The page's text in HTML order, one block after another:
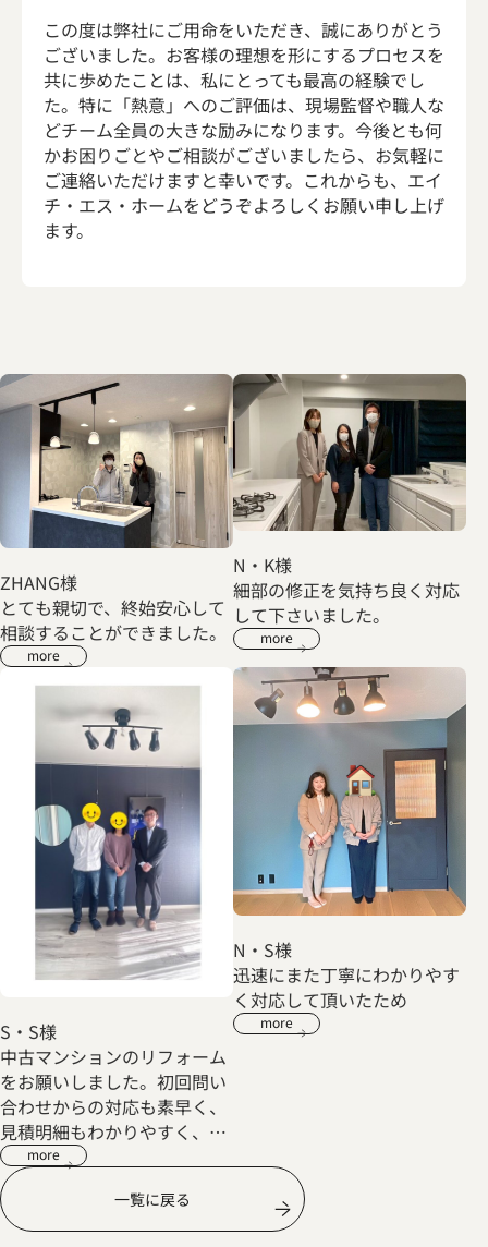
この度は弊社にご用命をいただき、誠にありがとう
ございました。お客様の理想を形にするプロセスを
共に歩めたことは、私にとっても最高の経験でし
た。特に「熱意」へのご評価は、現場監督や職人な
どチーム全員の大きな励みになります。今後とも何
かお困りごとやご相談がございましたら、お気軽に
ご連絡いただけますと幸いです。これからも、エイ
チ・エス・ホームをどうぞよろしくお願い申し上げ
ます。
ZHANG様
とても親切で、終始安心して
相談することができました。
more
N・K様
細部の修正を気持ち良く対応
して下さいました。
more
S・S様
中古マンションのリフォーム
をお願いしました。初回問い
合わせからの対応も素早く、
見積明細もわかりやすく、不
明点も丁寧に説明してくださ
いました。リフォーム内容も
こちらからの要望だけでな
く、どのようにしたほうがよ
more
N・S様
迅速にまた丁寧にわかりやす
く対応して頂いたため
more
一覧に戻る